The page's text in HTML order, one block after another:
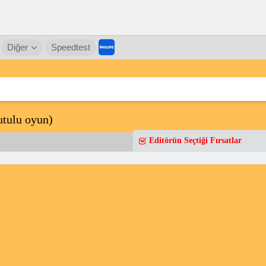
Diğer Speedtest
oyun)
Editörün Seçtiği Fırsatlar